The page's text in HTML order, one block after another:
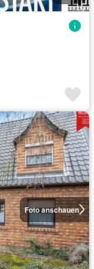
Foto anschauen